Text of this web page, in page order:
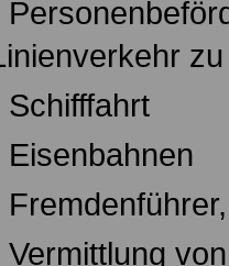
Schifffahrt
Eisenbahnen
Vermittlung